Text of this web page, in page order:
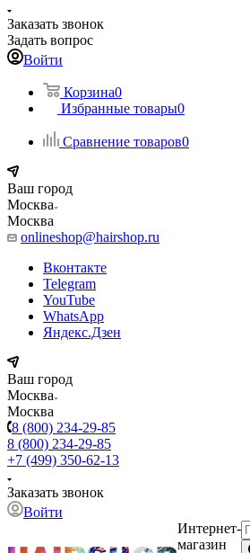
Заказать звонок
Задать вопрос
Войти
Корзина0
Избранные товары0
Сравнение товаров0
Ваш город
Москва
Москва
onlineshop@hairshop.ru
Вконтакте
Telegram
YouTube
WhatsApp
Яндекс.Дзен
Ваш город
Москва
Москва
8 (800) 234-29-85
8 (800) 234-29-85
+7 (499) 350-62-13
Заказать звонок
Войти
Интернет-
магазин